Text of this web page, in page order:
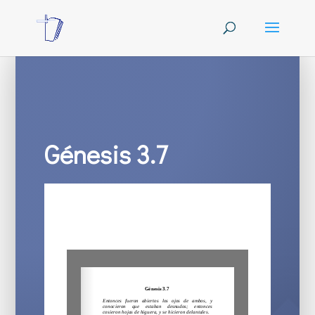
Génesis 3.7